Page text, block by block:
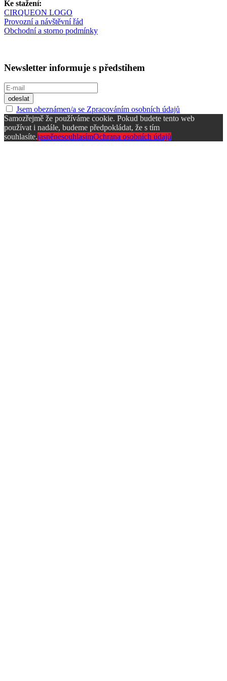
Ke stažení:
CIRQUEON LOGO
Provozní a návštěvní řád
Obchodní a storno podmínky
Newsletter informuje s předstihem
Jsem obeznámen/a se Zpracováním osobních údajů
Samozřejmě že používáme cookie. Pokud budete tento web
používat i nadále, budeme předpokládat, že s tím
souhlasíte.jasněnesouhlasímOchrana osobních údajů